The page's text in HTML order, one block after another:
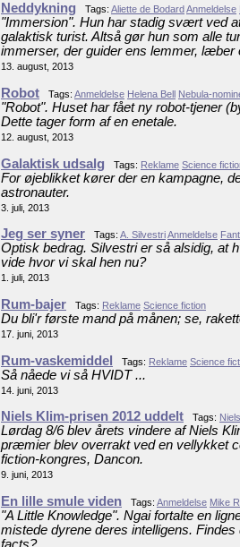
Neddykning Tags: Aliette de Bodard Anmeldelse
"Immersion". Hun har stadig svært ved
galaktisk turist. Altså gør hun som alle
immerser, der guider ens lemmer, læber
13. august, 2013
Robot Tags: Anmeldelse Helena Bell Nebula-
"Robot". Huset har fået ny robot-tjener
Dette tager form af en enetale.
12. august, 2013
Galaktisk udsalg Tags: Reklame Science
For øjeblikket kører der en kampagne,
astronauter.
3. juli, 2013
Jeg ser syner Tags: A. SilvestriAnmeldelse
Optisk bedrag. Silvestri er så alsidig, at
vide hvor vi skal hen nu?
1. juli, 2013
Rum-bajer Tags: Reklame Science fiction
Du bli'r første mand på månen; se,
17. juni, 2013
Rum-vaskemiddel Tags: Reklame Science
Så nåede vi så HVIDT ...
14. juni, 2013
Niels Klim-prisen 2012 uddelt Tags:
Lørdag 8/6 blev årets vindere af Niels
præmier blev overrakt ved en vellykket
fiction-kongres, Dancon.
9. juni, 2013
En lille smule viden Tags: Anmeldelse Mike
"A Little Knowledge". Ngai fortalte en
mistede dyrene deres intelligens.